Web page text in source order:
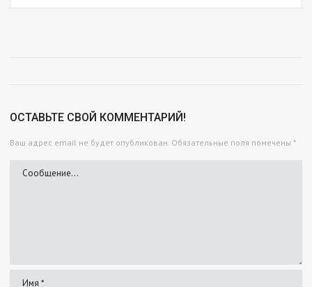
ОСТАВЬТЕ СВОЙ КОММЕНТАРИЙ!
Ваш адрес email не будет опубликован. Обязательные поля помечены *